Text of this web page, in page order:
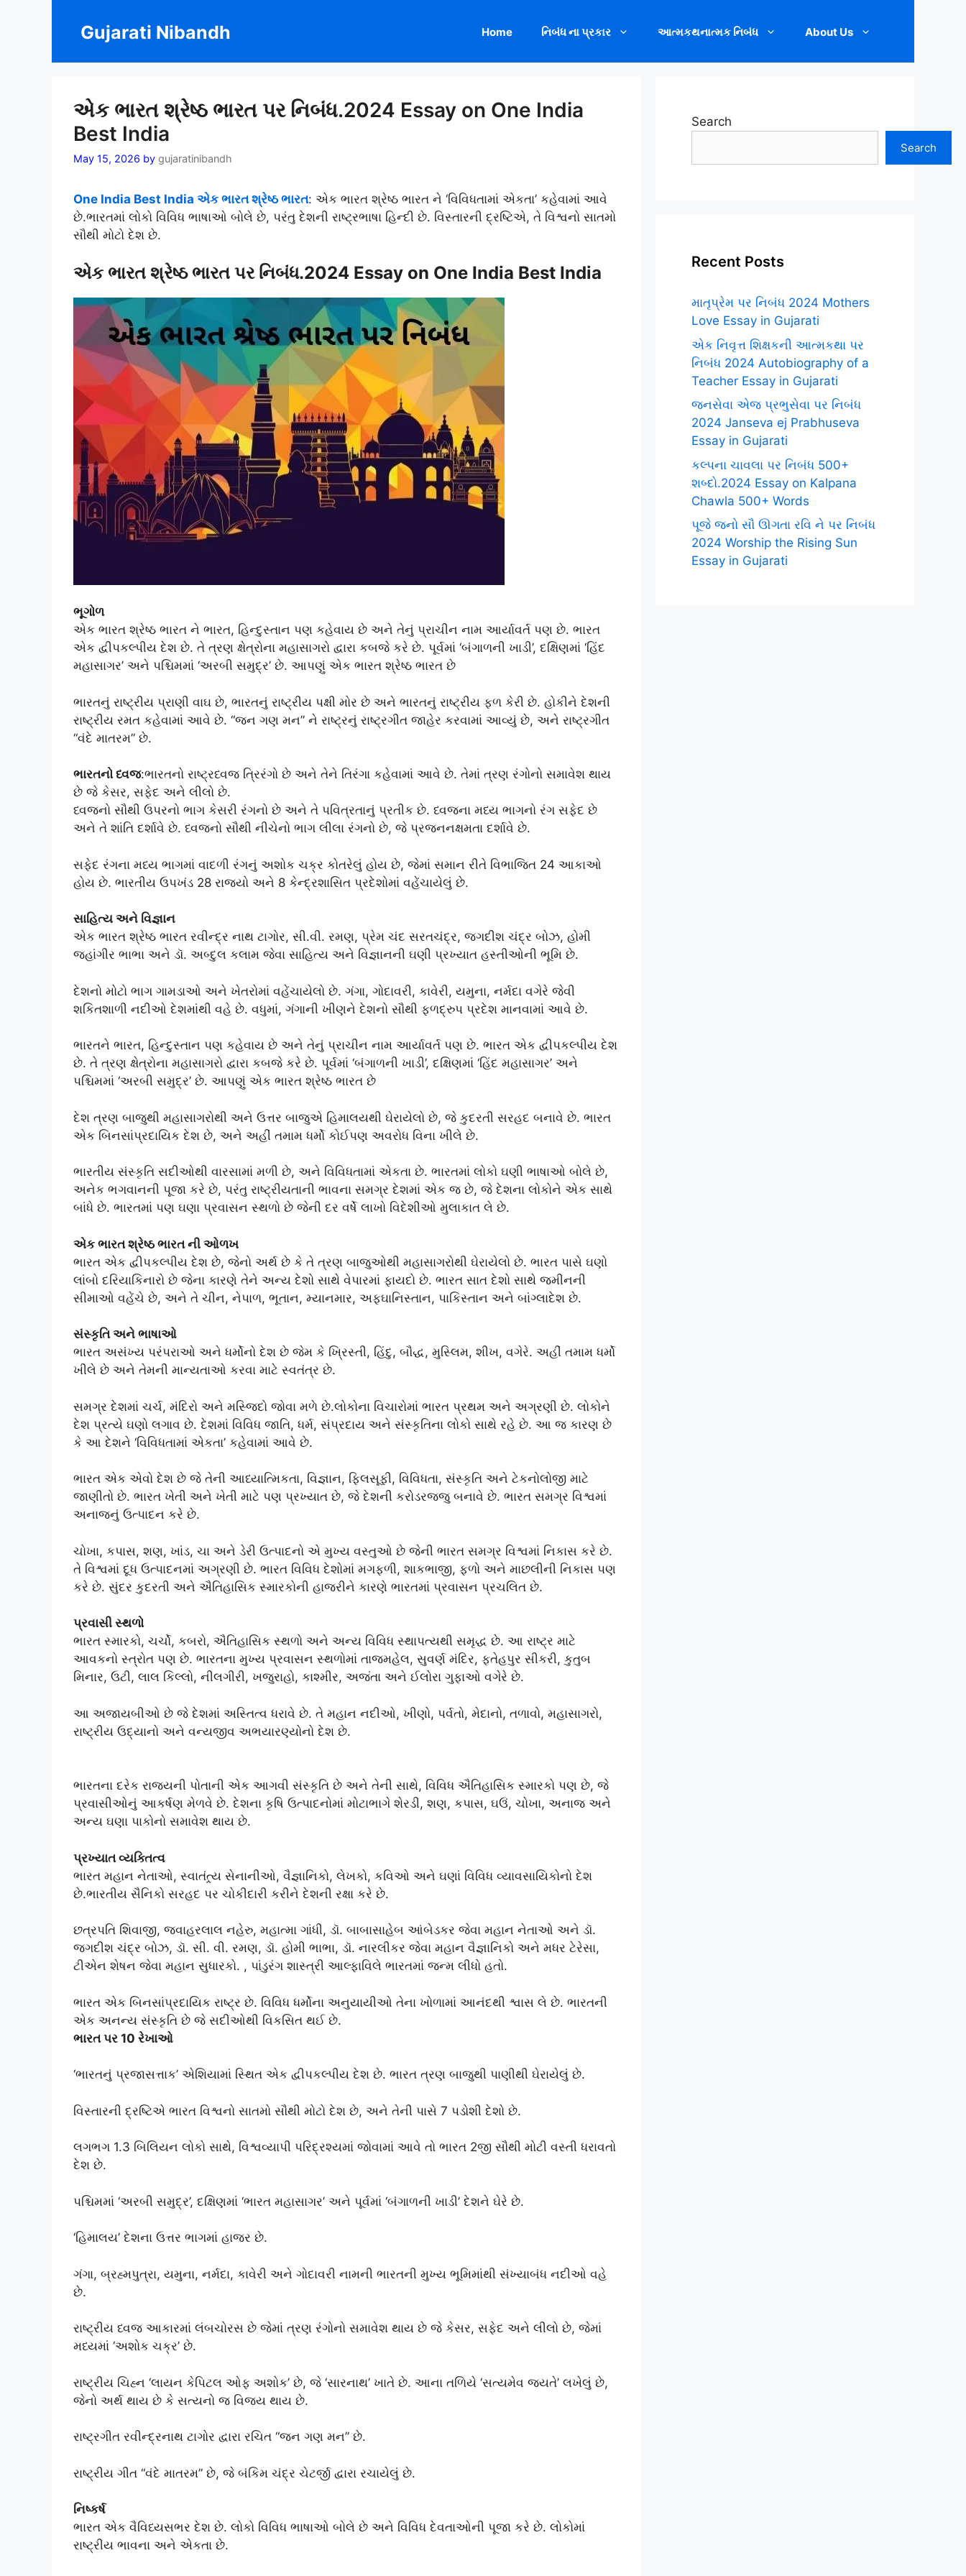
Gujarati Nibandh Home નિબંધ ના પ્રકાર આત્મકથનાત્મક નિબંધ About Us
એક ભારત શ્રેષ્ઠ ભારત પર નિબંધ.2024 Essay on One India
Best India
May 15, 2026 by gujaratinibandh
One India Best India એક ભારત શ્રેષ્ઠ ભારત: એક ભારત શ્રેષ્ઠ ભારત ને ‘વિવિધતામાં એકતા’ કહેવામાં આવે
છે.ભારતમાં લોકો વિવિધ ભાષાઓ બોલે છે, પરંતુ દેશની રાષ્ટ્રભાષા હિન્દી છે. વિસ્તારની દ્રષ્ટિએ, તે વિશ્વનો સાતમો
સૌથી મોટો દેશ છે.
એક ભારત શ્રેષ્ઠ ભારત પર નિબંધ.2024 Essay on One India Best India
ભૂગોળ
એક ભારત શ્રેષ્ઠ ભારત ને ભારત, હિન્દુસ્તાન પણ કહેવાય છે અને તેનું પ્રાચીન નામ આર્યાવર્ત પણ છે. ભારત
એક દ્વીપકલ્પીય દેશ છે. તે ત્રણ ક્ષેત્રોના મહાસાગરો દ્વારા કબજે કરે છે. પૂર્વમાં ‘બંગાળની ખાડી’, દક્ષિણમાં ‘હિંદ
મહાસાગર’ અને પશ્ચિમમાં ‘અરબી સમુદ્ર’ છે. આપણું એક ભારત શ્રેષ્ઠ ભારત છે
ભારતનું રાષ્ટ્રીય પ્રાણી વાઘ છે, ભારતનું રાષ્ટ્રીય પક્ષી મોર છે અને ભારતનું રાષ્ટ્રીય ફળ કેરી છે. હોકીને દેશની
રાષ્ટ્રીય રમત કહેવામાં આવે છે. “જન ગણ મન” ને રાષ્ટ્રનું રાષ્ટ્રગીત જાહેર કરવામાં આવ્યું છે, અને રાષ્ટ્રગીત
“વંદે માતરમ” છે.
ભારતનો ધ્વજ:ભારતનો રાષ્ટ્રધ્વજ ત્રિરંગો છે અને તેને તિરંગા કહેવામાં આવે છે. તેમાં ત્રણ રંગોનો સમાવેશ થાય
છે જે કેસર, સફેદ અને લીલો છે.
ધ્વજનો સૌથી ઉપરનો ભાગ કેસરી રંગનો છે અને તે પવિત્રતાનું પ્રતીક છે. ધ્વજના મધ્ય ભાગનો રંગ સફેદ છે
અને તે શાંતિ દર્શાવે છે. ધ્વજનો સૌથી નીચેનો ભાગ લીલા રંગનો છે, જે પ્રજનનક્ષમતા દર્શાવે છે.
સફેદ રંગના મધ્ય ભાગમાં વાદળી રંગનું અશોક ચક્ર કોતરેલું હોય છે, જેમાં સમાન રીતે વિભાજિત 24 આકાઓ
હોય છે. ભારતીય ઉપખંડ 28 રાજ્યો અને 8 કેન્દ્રશાસિત પ્રદેશોમાં વહેંચાયેલું છે.
સાહિત્ય અને વિજ્ઞાન
એક ભારત શ્રેષ્ઠ ભારત રવીન્દ્ર નાથ ટાગોર, સી.વી. રમણ, પ્રેમ ચંદ સરતચંદ્ર, જગદીશ ચંદ્ર બોઝ, હોમી
જહાંગીર ભાભા અને ડૉ. અબ્દુલ કલામ જેવા સાહિત્ય અને વિજ્ઞાનની ઘણી પ્રખ્યાત હસ્તીઓની ભૂમિ છે.
દેશનો મોટો ભાગ ગામડાઓ અને ખેતરોમાં વહેંચાયેલો છે. ગંગા, ગોદાવરી, કાવેરી, યમુના, નર્મદા વગેરે જેવી
શકિતશાળી નદીઓ દેશમાંથી વહે છે. વધુમાં, ગંગાની ખીણને દેશનો સૌથી ફળદ્રુપ પ્રદેશ માનવામાં આવે છે.
ભારતને ભારત, હિન્દુસ્તાન પણ કહેવાય છે અને તેનું પ્રાચીન નામ આર્યાવર્ત પણ છે. ભારત એક દ્વીપકલ્પીય દેશ
છે. તે ત્રણ ક્ષેત્રોના મહાસાગરો દ્વારા કબજે કરે છે. પૂર્વમાં ‘બંગાળની ખાડી’, દક્ષિણમાં ‘હિંદ મહાસાગર’ અને
પશ્ચિમમાં ‘અરબી સમુદ્ર’ છે. આપણું એક ભારત શ્રેષ્ઠ ભારત છે
દેશ ત્રણ બાજુથી મહાસાગરોથી અને ઉત્તર બાજુએ હિમાલયથી ઘેરાયેલો છે, જે કુદરતી સરહદ બનાવે છે. ભારત
એક બિનસાંપ્રદાયિક દેશ છે, અને અહીં તમામ ધર્મો કોઈપણ અવરોધ વિના ખીલે છે.
ભારતીય સંસ્કૃતિ સદીઓથી વારસામાં મળી છે, અને વિવિધતામાં એકતા છે. ભારતમાં લોકો ઘણી ભાષાઓ બોલે છે,
અનેક ભગવાનની પૂજા કરે છે, પરંતુ રાષ્ટ્રીયતાની ભાવના સમગ્ર દેશમાં એક જ છે, જે દેશના લોકોને એક સાથે
બાંધે છે. ભારતમાં પણ ઘણા પ્રવાસન સ્થળો છે જેની દર વર્ષે લાખો વિદેશીઓ મુલાકાત લે છે.
એક ભારત શ્રેષ્ઠ ભારત ની ઓળખ
ભારત એક દ્વીપકલ્પીય દેશ છે, જેનો અર્થ છે કે તે ત્રણ બાજુઓથી મહાસાગરોથી ઘેરાયેલો છે. ભારત પાસે ઘણો
લાંબો દરિયાકિનારો છે જેના કારણે તેને અન્ય દેશો સાથે વેપારમાં ફાયદો છે. ભારત સાત દેશો સાથે જમીનની
સીમાઓ વહેંચે છે, અને તે ચીન, નેપાળ, ભૂતાન, મ્યાનમાર, અફઘાનિસ્તાન, પાકિસ્તાન અને બાંગ્લાદેશ છે.
સંસ્કૃતિ અને ભાષાઓ
ભારત અસંખ્ય પરંપરાઓ અને ધર્મોનો દેશ છે જેમ કે ખ્રિસ્તી, હિંદુ, બૌદ્ધ, મુસ્લિમ, શીખ, વગેરે. અહીં તમામ ધર્મો
ખીલે છે અને તેમની માન્યતાઓ કરવા માટે સ્વતંત્ર છે.
સમગ્ર દેશમાં ચર્ચ, મંદિરો અને મસ્જિદો જોવા મળે છે.લોકોના વિચારોમાં ભારત પ્રથમ અને અગ્રણી છે. લોકોને
દેશ પ્રત્યે ઘણો લગાવ છે. દેશમાં વિવિધ જાતિ, ધર્મ, સંપ્રદાય અને સંસ્કૃતિના લોકો સાથે રહે છે. આ જ કારણ છે
કે આ દેશને ‘વિવિધતામાં એકતા’ કહેવામાં આવે છે.
ભારત એક એવો દેશ છે જે તેની આધ્યાત્મિકતા, વિજ્ઞાન, ફિલસૂફી, વિવિધતા, સંસ્કૃતિ અને ટેકનોલોજી માટે
જાણીતો છે. ભારત ખેતી અને ખેતી માટે પણ પ્રખ્યાત છે, જે દેશની કરોડરજ્જુ બનાવે છે. ભારત સમગ્ર વિશ્વમાં
અનાજનું ઉત્પાદન કરે છે.
ચોખા, કપાસ, શણ, ખાંડ, ચા અને ડેરી ઉત્પાદનો એ મુખ્ય વસ્તુઓ છે જેની ભારત સમગ્ર વિશ્વમાં નિકાસ કરે છે.
તે વિશ્વમાં દૂધ ઉત્પાદનમાં અગ્રણી છે. ભારત વિવિધ દેશોમાં મગફળી, શાકભાજી, ફળો અને માછલીની નિકાસ પણ
કરે છે. સુંદર કુદરતી અને ઐતિહાસિક સ્મારકોની હાજરીને કારણે ભારતમાં પ્રવાસન પ્રચલિત છે.
પ્રવાસી સ્થળો
ભારત સ્મારકો, ચર્ચો, કબરો, ઐતિહાસિક સ્થળો અને અન્ય વિવિધ સ્થાપત્યથી સમૃદ્ધ છે. આ રાષ્ટ્ર માટે
આવકનો સ્ત્રોત પણ છે. ભારતના મુખ્ય પ્રવાસન સ્થળોમાં તાજમહેલ, સુવર્ણ મંદિર, ફતેહપુર સીકરી, કુતુબ
મિનાર, ઉટી, લાલ કિલ્લો, નીલગીરી, ખજુરાહો, કાશ્મીર, અજંતા અને ઈલોરા ગુફાઓ વગેરે છે.
આ અજાયબીઓ છે જે દેશમાં અસ્તિત્વ ધરાવે છે. તે મહાન નદીઓ, ખીણો, પર્વતો, મેદાનો, તળાવો, મહાસાગરો,
રાષ્ટ્રીય ઉદ્યાનો અને વન્યજીવ અભયારણ્યોનો દેશ છે.
ભારતના દરેક રાજ્યની પોતાની એક આગવી સંસ્કૃતિ છે અને તેની સાથે, વિવિધ ઐતિહાસિક સ્મારકો પણ છે, જે
પ્રવાસીઓનું આકર્ષણ મેળવે છે. દેશના કૃષિ ઉત્પાદનોમાં મોટાભાગે શેરડી, શણ, કપાસ, ઘઉં, ચોખા, અનાજ અને
અન્ય ઘણા પાકોનો સમાવેશ થાય છે.
પ્રખ્યાત વ્યક્તિત્વ
ભારત મહાન નેતાઓ, સ્વાતંત્ર્ય સેનાનીઓ, વૈજ્ઞાનિકો, લેખકો, કવિઓ અને ઘણાં વિવિધ વ્યાવસાયિકોનો દેશ
છે.ભારતીય સૈનિકો સરહદ પર ચોકીદારી કરીને દેશની રક્ષા કરે છે.
છત્રપતિ શિવાજી, જવાહરલાલ નહેરુ, મહાત્મા ગાંધી, ડૉ. બાબાસાહેબ આંબેડકર જેવા મહાન નેતાઓ અને ડૉ.
જગદીશ ચંદ્ર બોઝ, ડૉ. સી. વી. રમણ, ડૉ. હોમી ભાભા, ડૉ. નારલીકર જેવા મહાન વૈજ્ઞાનિકો અને મધર ટેરેસા,
ટીએન શેષન જેવા મહાન સુધારકો. , પાંડુરંગ શાસ્ત્રી આલ્ફાવિલે ભારતમાં જન્મ લીધો હતો.
ભારત એક બિનસાંપ્રદાયિક રાષ્ટ્ર છે. વિવિધ ધર્મોના અનુયાયીઓ તેના ખોળામાં આનંદથી શ્વાસ લે છે. ભારતની
એક અનન્ય સંસ્કૃતિ છે જે સદીઓથી વિકસિત થઈ છે.
ભારત પર 10 રેખાઓ
‘ભારતનું પ્રજાસત્તાક’ એશિયામાં સ્થિત એક દ્વીપકલ્પીય દેશ છે. ભારત ત્રણ બાજુથી પાણીથી ઘેરાયેલું છે.
વિસ્તારની દ્રષ્ટિએ ભારત વિશ્વનો સાતમો સૌથી મોટો દેશ છે, અને તેની પાસે 7 પડોશી દેશો છે.
લગભગ 1.3 બિલિયન લોકો સાથે, વિશ્વવ્યાપી પરિદ્રશ્યમાં જોવામાં આવે તો ભારત 2જી સૌથી મોટી વસ્તી ધરાવતો
દેશ છે.
પશ્ચિમમાં ‘અરબી સમુદ્ર’, દક્ષિણમાં ‘ભારત મહાસાગર’ અને પૂર્વમાં ‘બંગાળની ખાડી’ દેશને ઘેરે છે.
‘હિમાલય’ દેશના ઉત્તર ભાગમાં હાજર છે.
ગંગા, બ્રહ્મપુત્રા, યમુના, નર્મદા, કાવેરી અને ગોદાવરી નામની ભારતની મુખ્ય ભૂમિમાંથી સંખ્યાબંધ નદીઓ વહે
છે.
રાષ્ટ્રીય ધ્વજ આકારમાં લંબચોરસ છે જેમાં ત્રણ રંગોનો સમાવેશ થાય છે જે કેસર, સફેદ અને લીલો છે, જેમાં
મધ્યમાં ‘અશોક ચક્ર’ છે.
રાષ્ટ્રીય ચિહ્ન ‘લાયન કેપિટલ ઓફ અશોક’ છે, જે ‘સારનાથ’ ખાતે છે. આના તળિયે ‘સત્યમેવ જયતે’ લખેલું છે,
જેનો અર્થ થાય છે કે સત્યનો જ વિજય થાય છે.
રાષ્ટ્રગીત રવીન્દ્રનાથ ટાગોર દ્વારા રચિત “જન ગણ મન” છે.
રાષ્ટ્રીય ગીત “વંદે માતરમ” છે, જે બંકિમ ચંદ્ર ચેટર્જી દ્વારા રચાયેલું છે.
નિષ્કર્ષ
ભારત એક વૈવિધ્યસભર દેશ છે. લોકો વિવિધ ભાષાઓ બોલે છે અને વિવિધ દેવતાઓની પૂજા કરે છે. લોકોમાં
રાષ્ટ્રીય ભાવના અને એકતા છે.
Search
Search
Recent Posts
માતૃપ્રેમ પર નિબંધ 2024 Mothers
Love Essay in Gujarati
એક નિવૃત્ત શિક્ષકની આત્મકથા પર
નિબંધ 2024 Autobiography of a
Teacher Essay in Gujarati
જનસેવા એજ પ્રભુસેવા પર નિબંધ
2024 Janseva ej Prabhuseva
Essay in Gujarati
કલ્પના ચાવલા પર નિબંધ 500+
શબ્દો.2024 Essay on Kalpana
Chawla 500+ Words
પૂજે જનો સૌ ઊગતા રવિ ને પર નિબંધ
2024 Worship the Rising Sun
Essay in Gujarati